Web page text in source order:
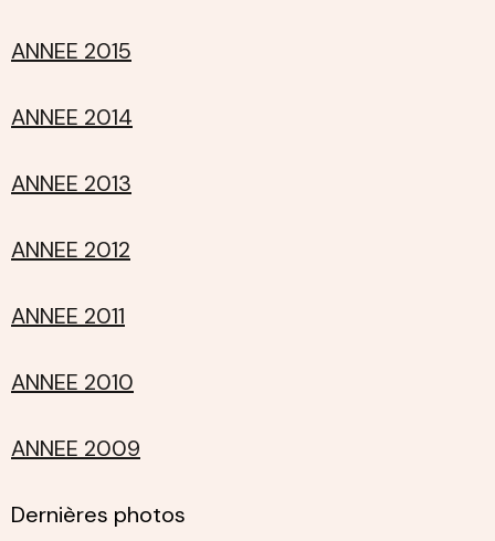
ANNEE 2015
ANNEE 2014
ANNEE 2013
ANNEE 2012
ANNEE 2011
ANNEE 2010
ANNEE 2009
Dernières photos